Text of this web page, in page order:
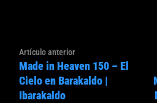
Navegación
de
entradas
Artículo anteriorArtículo
anterior:
Made in Heaven 150 – El
Cielo en Barakaldo |
Ibarakaldo